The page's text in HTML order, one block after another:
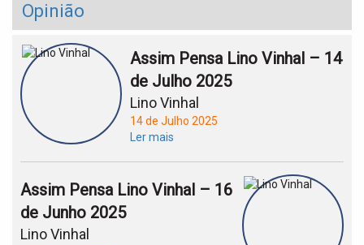
Opinião
Assim Pensa Lino Vinhal – 14
de Julho 2025
Lino Vinhal
14 de Julho 2025
Ler mais
Assim Pensa Lino Vinhal – 16
de Junho 2025
Lino Vinhal